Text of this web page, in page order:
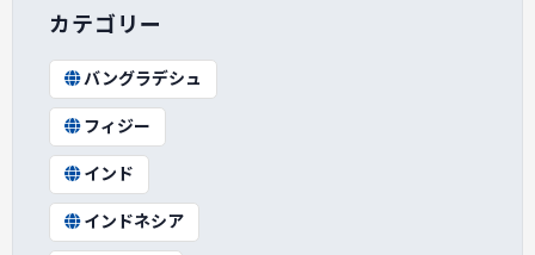
カテゴリー
バングラデシュ
フィジー
インド
インドネシア